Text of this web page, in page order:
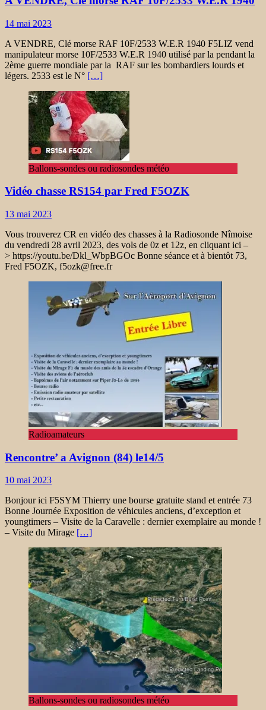
14 mai 2023
A VENDRE, Clé morse RAF 10F/2533 W.E.R 1940 F5LIZ vend
manipulateur morse 10F/2533 W.E.R 1940 utilisé par la pendant la
2ème guerre mondiale par la RAF sur les bombardiers lourds et
légers. 2533 est le N° […]
Ballons-sondes ou radiosondes météo
Vidéo chasse RS154 par Fred F5OZK
13 mai 2023
Vous trouverez CR en vidéo des chasses à la Radiosonde Nîmoise
du vendredi 28 avril 2023, des vols de 0z et 12z, en cliquant ici –
> https://youtu.be/Dkl_WbpBGOc Bonne séance et à bientôt 73,
Fred F5OZK, f5ozk@free.fr
Radioamateurs
Rencontre’ a Avignon (84) le14/5
10 mai 2023
Bonjour ici F5SYM Thierry une bourse gratuite stand et entrée 73
Bonne Journée Exposition de véhicules anciens, d’exception et
youngtimers – Visite de la Caravelle : dernier exemplaire au monde !
– Visite du Mirage […]
Ballons-sondes ou radiosondes météo